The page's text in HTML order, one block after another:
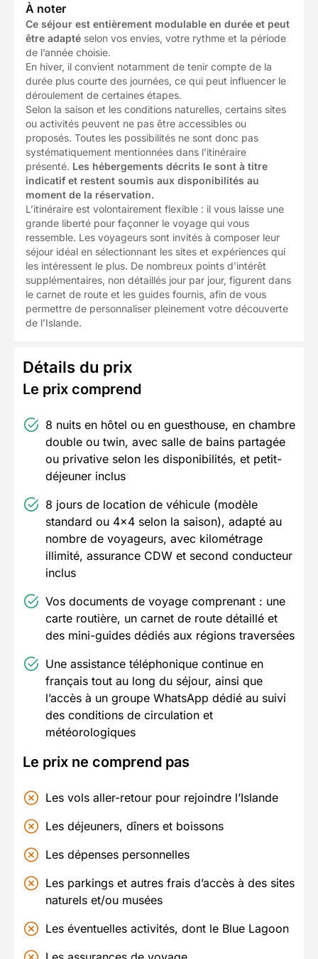
À noter
Ce séjour est entièrement modulable en durée et peut
être adapté selon vos envies, votre rythme et la période
de l’année choisie.
En hiver, il convient notamment de tenir compte de la
durée plus courte des journées, ce qui peut influencer le
déroulement de certaines étapes.
Selon la saison et les conditions naturelles, certains sites
ou activités peuvent ne pas être accessibles ou
proposés. Toutes les possibilités ne sont donc pas
systématiquement mentionnées dans l’itinéraire
présenté. Les hébergements décrits le sont à titre
indicatif et restent soumis aux disponibilités au
moment de la réservation.
L’itinéraire est volontairement flexible : il vous laisse une
grande liberté pour façonner le voyage qui vous
ressemble. Les voyageurs sont invités à composer leur
séjour idéal en sélectionnant les sites et expériences qui
les intéressent le plus. De nombreux points d’intérêt
supplémentaires, non détaillés jour par jour, figurent dans
le carnet de route et les guides fournis, afin de vous
permettre de personnaliser pleinement votre découverte
de l’Islande.
Détails du prix
Le prix comprend
8 nuits en hôtel ou en guesthouse, en chambre
double ou twin, avec salle de bains partagée
ou privative selon les disponibilités, et petit-
déjeuner inclus
8 jours de location de véhicule (modèle
standard ou 4x4 selon la saison), adapté au
nombre de voyageurs, avec kilométrage
illimité, assurance CDW et second conducteur
inclus
Vos documents de voyage comprenant : une
carte routière, un carnet de route détaillé et
des mini-guides dédiés aux régions traversées
Une assistance téléphonique continue en
français tout au long du séjour, ainsi que
l’accès à un groupe WhatsApp dédié au suivi
des conditions de circulation et
météorologiques
Le prix ne comprend pas
Les vols aller-retour pour rejoindre l’Islande
Les déjeuners, dîners et boissons
Les dépenses personnelles
Les parkings et autres frais d’accès à des sites
naturels et/ou musées
Les éventuelles activités, dont le Blue Lagoon